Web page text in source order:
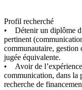
Profil recherché
• Détenir un diplôme
pertinent
communautaire, gestion
jugée équivalente.
• Avoir de
communication, dans la
recherche de